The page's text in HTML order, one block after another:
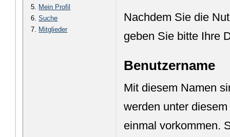
Mein Profil
Suche
Mitglieder
Nachdem Sie die
geben Sie bitte Ihre
Benutzername
Mit diesem Namen
werden unter
einmal vorkommen.